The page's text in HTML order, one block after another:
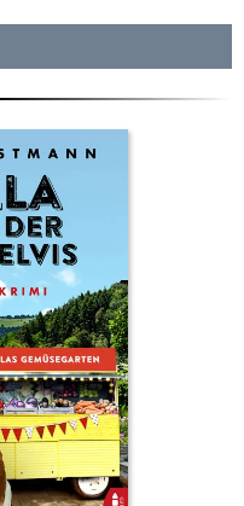
& Legenden (2025)